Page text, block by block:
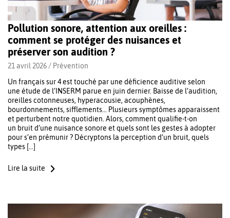
Pollution sonore, attention aux oreilles :
comment se protéger des nuisances et
préserver son audition ?
21 avril 2026 / Prévention
Un français sur 4 est touché par une déficience auditive selon
une étude de l’INSERM parue en juin dernier. Baisse de l’audition,
oreilles cotonneuses, hyperacousie, acouphènes,
bourdonnements, sifflements… Plusieurs symptômes apparaissent
et perturbent notre quotidien. Alors, comment qualifie-t-on
un bruit d’une nuisance sonore et quels sont les gestes à adopter
pour s’en prémunir ? Décryptons la perception d’un bruit, quels
types […]
Lire la suite